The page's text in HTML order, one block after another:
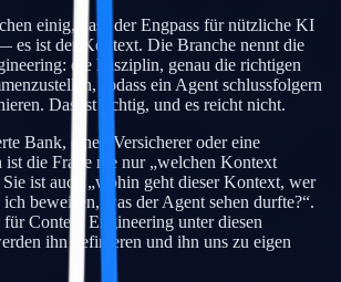
einig, dass der Engpass für nützliche KI
es ist der Kontext. Die Branche nennt die
die Disziplin, genau die richtigen
sodass ein Agent schlussfolgern
Das ist richtig, und es reicht nicht.
Bank, einen Versicherer oder eine
die Frage nie nur „welchen Kontext
ist auch „wohin geht dieser Kontext, wer
beweisen, was der Agent sehen durfte?“.
Context Engineering unter diesen
ihn definieren und ihn uns zu eigen